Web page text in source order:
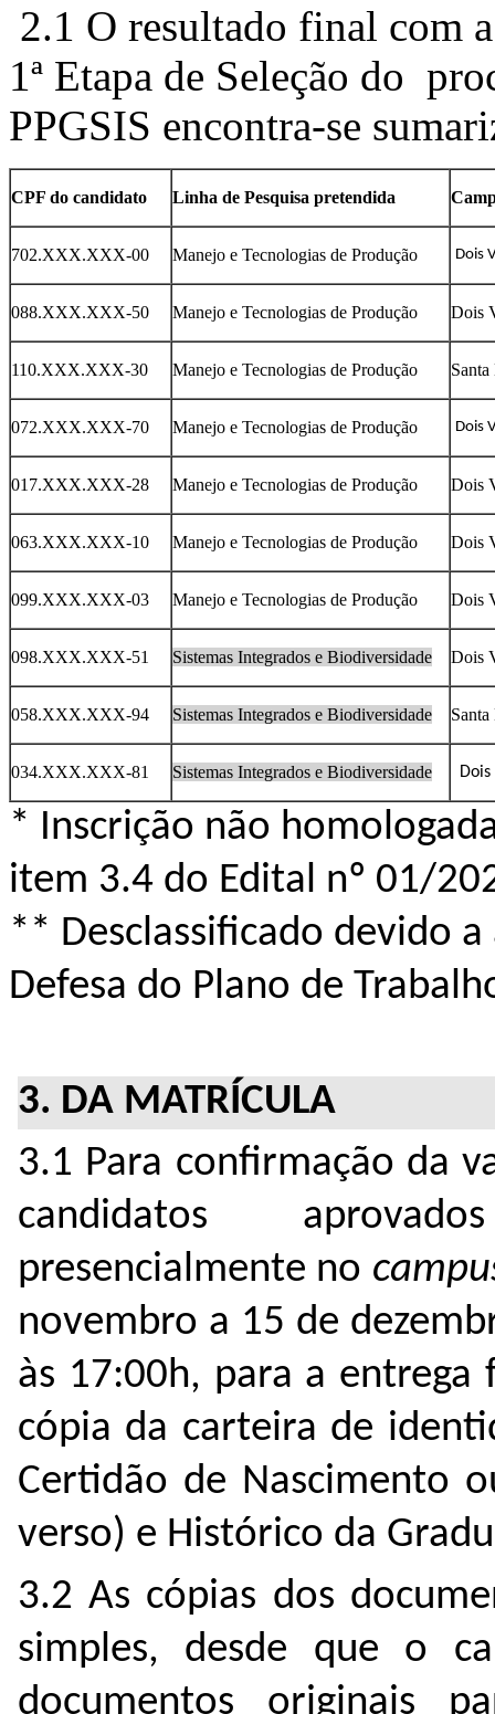
2.1 O resultado final com
1ª Etapa de Seleção do
PPGSIS encontra-se
CPF do candidato Linha de Pesquisa pretendida
702.XXX.XXX-00 Manejo e Tecnologias de Produção Dois
088.XXX.XXX-50 Manejo e Tecnologias de Produção Dois
110.XXX.XXX-30 Manejo e Tecnologias de Produção
072.XXX.XXX-70 Manejo e Tecnologias de Produção Dois
017.XXX.XXX-28 Manejo e Tecnologias de Produção Dois
063.XXX.XXX-10 Manejo e Tecnologias de Produção Dois
099.XXX.XXX-03 Manejo e Tecnologias de Produção Dois
098.XXX.XXX-51 Sistemas Integrados e Biodiversidade Dois
058.XXX.XXX-94 Sistemas Integrados e Biodiversidade
034.XXX.XXX-81 Sistemas Integrados e Biodiversidade
* Inscrição não
item 3.4 do Edital nº 01/
** Desclassificado devido
Defesa do Plano de
3. DA MATRÍCULA
3.1 Para confirmação da
candidatos
presencialmente no
novembro a 15 de
às 17:00h, para a entrega
cópia da carteira de
Certidão de Nascimento
verso) e Histórico da
3.2 As cópias dos
simples, desde que o
documentos originais